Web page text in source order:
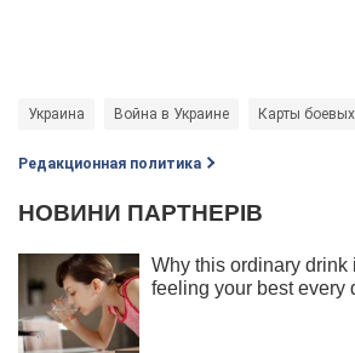
Украина Война в Украине Карты
Редакционная политика